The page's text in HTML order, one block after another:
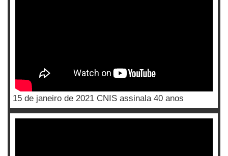
15 de janeiro de 2021 CNIS assinala 40 anos